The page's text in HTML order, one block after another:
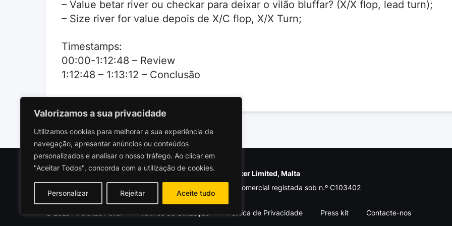
Valorizamos a sua privacidade
Utilizamos cookies para melhorar a sua experiência de
navegação, apresentar anúncios ou conteúdos
personalizados e analisar o nosso tráfego. Ao clicar em
"Aceitar Todos", concorda com a utilização de cookies.
Personalizar Rejeitar Aceite tudo
– Value betar river ou checkar para deixar o vilão bluffar? (X/X flop, lead turn);
– Size river for value depois de X/C flop, X/X Turn;
Timestamps:
00:00-1:12:48 – Review
1:12:48 – 1:13:12 – Conclusão
Polarize Poker Limited, Malta
Sociedade comercial registada sob n.º C103402
© 2026 - Polarize Poker Termos de Utilização Política de Privacidade Press kit Contacte-nos